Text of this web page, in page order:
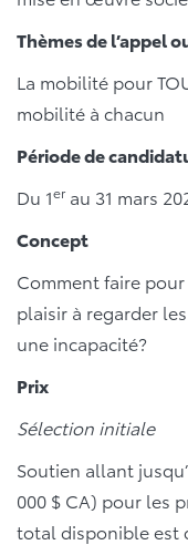
Thèmes de l’appel
La mobilité pour
mobilité à chacun
Période de
Du 1er au 31 mars
Concept
Comment faire
plaisir à regarder
une incapacité?
Prix
Sélection initiale
Soutien allant
000 $ CA) pour les
total disponible est